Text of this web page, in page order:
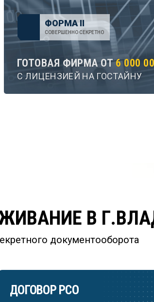
ФОРМА II
СОВЕРШЕННО СЕКРЕТНО
ГОТОВАЯ ФИРМА ОТ6 000
С ЛИЦЕНЗИЕЙ НА ГОСТАЙНУ
В
документооборота
ДОГОВОР РСО